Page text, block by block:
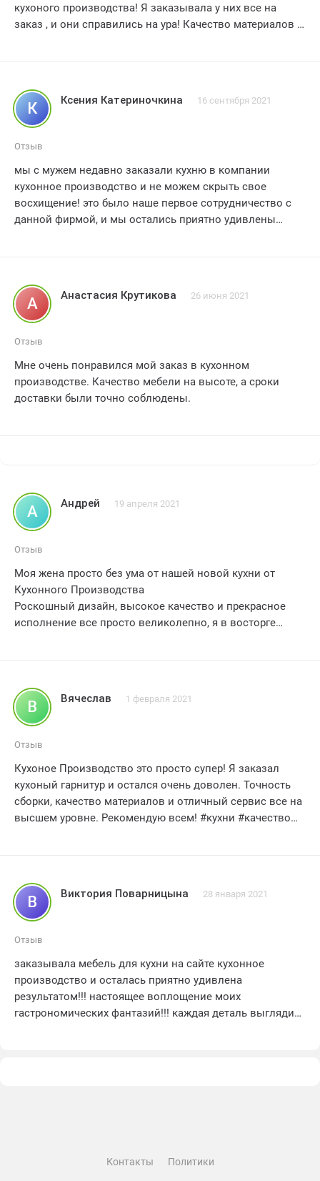
процесс заказа еще более приятным. однозначный пять
звезд!
кухоного производства! Я заказывала у них все на
заказ , и они справились на ура! Качество материалов и
Большое спасибо! 5 звезд! ????? #кухоноепроизводство
#отличноекачество #рекомендую
К Ксения Катериночкина 16 сентября 2021
Отзыв
мы с мужем недавно заказали кухню в компании
кухонное производство и не можем скрыть свое
восхищение! это было наше первое сотрудничество с
данной фирмой, и мы остались приятно удивлены
деталь продумана до мелочей, а дизайн идеально
сочетается с интерьером нашего дома. мы
почувствовали, что наши пожелания были услышаны и
компании. мастера, которые установили кухню,
работали с таким энтузиазмом и профессионализмом,
что мы просто не могли не оценить их труд. они
менеджеры были готовы помочь и ответить на все
наши вопросы. мы почувствовали заботу и внимание к
нам, как клиентам.
единственная причина, по которой мы даем 4 звезды, а
А Анастасия Крутикова 26 июня 2021
Отзыв
Мне очень понравился мой заказ в кухонном
производстве. Качество мебели на высоте, а сроки
доставки были точно соблюдены.
А Андрей 19 апреля 2021
Отзыв
Моя жена просто без ума от нашей новой кухни от
Кухонного Производства
Роскошный дизайн, высокое качество и прекрасное
исполнение все просто великолепно, я в восторге
В Вячеслав 1 февраля 2021
Отзыв
Кухоное Производство это просто супер! Я заказал
кухоный гарнитур и остался очень доволен. Точность
сборки, качество материалов и отличный сервис все на
высшем уровне. Рекомендую всем! #кухни #качество
В Виктория Поварницына 28 января 2021
Отзыв
заказывала мебель для кухни на сайте кухонное
производство и осталась приятно удивлена
результатом!!! настоящее воплощение моих
гастрономических фантазий!!! каждая деталь выглядит
профессиональноКонтакты Политики